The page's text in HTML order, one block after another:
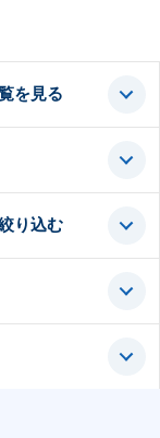
を見る
り込む